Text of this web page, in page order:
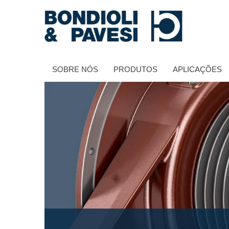
SOBRE NÓS PRODUTOS APLICAÇÕES
Transmissão de potência
Transmissões Cardânicas
Caixas de engrenagens padrão